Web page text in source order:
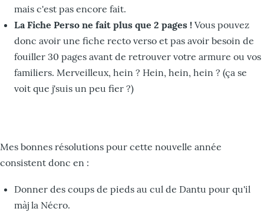
mais c'est pas encore fait.
La Fiche Perso ne fait plus que 2 pages ! Vous pouvez
donc avoir une fiche recto verso et pas avoir besoin de
fouiller 30 pages avant de retrouver votre armure ou vos
familiers. Merveilleux, hein ? Hein, hein, hein ? (ça se
voit que j'suis un peu fier ?)
Mes bonnes résolutions pour cette nouvelle année
consistent donc en :
Donner des coups de pieds au cul de Dantu pour qu'il
màj la Nécro.